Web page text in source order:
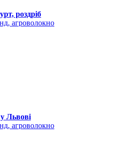
роздріб
агроволокно
Львові
агроволокно